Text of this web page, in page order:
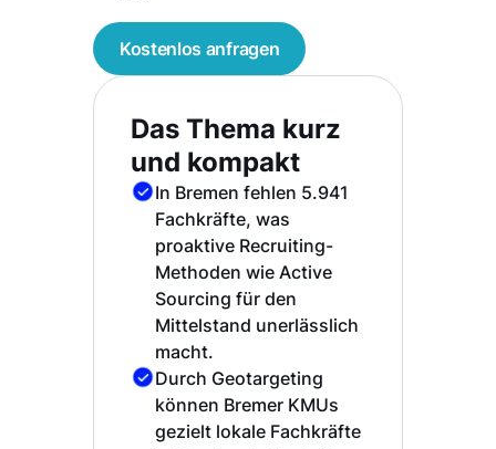
Kostenlos anfragen
Das Thema kurz
und kompakt
In Bremen fehlen 5.941
Fachkräfte, was
proaktive Recruiting-
Methoden wie Active
Sourcing für den
Mittelstand unerlässlich
macht.
Durch Geotargeting
können Bremer KMUs
gezielt lokale Fachkräfte